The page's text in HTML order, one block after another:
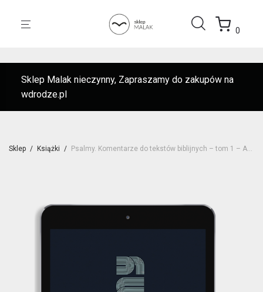
0
Sklep Malak nieczynny, Zapraszamy do zakupów na
wdrodze.pl
Sklep / Książki / Psalmy. Komentarze do tekstów biblijnych – tom 1 – Adam Szustak OP // EBOOK